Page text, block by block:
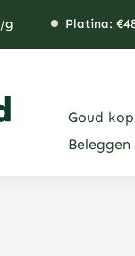
/g Platina: €
Goud